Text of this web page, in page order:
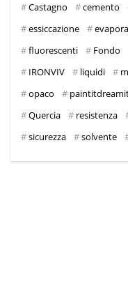
Castagno
cemento
essiccazione
fluorescenti
Fondo
IRONVIV
liquidi
opaco
Quercia
resistenza
sicurezza
solvente